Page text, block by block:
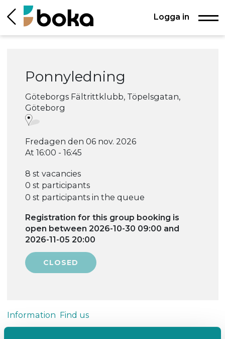
Logga in
Ponnyledning
Göteborgs Fältrittklubb, Töpelsgatan,
Göteborg
Fredagen den 06 nov. 2026
At 16:00 - 16:45
8 st vacancies
0 st participants
0 st participants in the queue
Registration for this group booking is
open between 2026-10-30 09:00 and
2026-11-05 20:00
Information Find us